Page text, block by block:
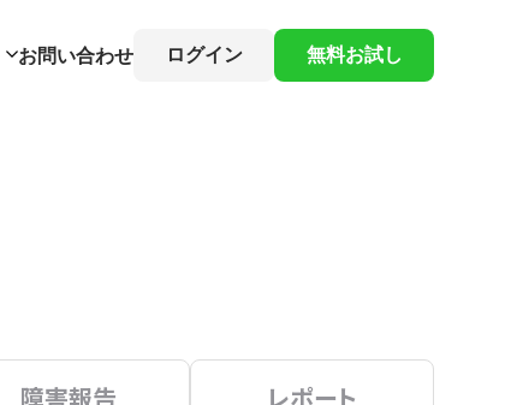
お問い合わせ ログイン 無料お試し
障害報告 レポート